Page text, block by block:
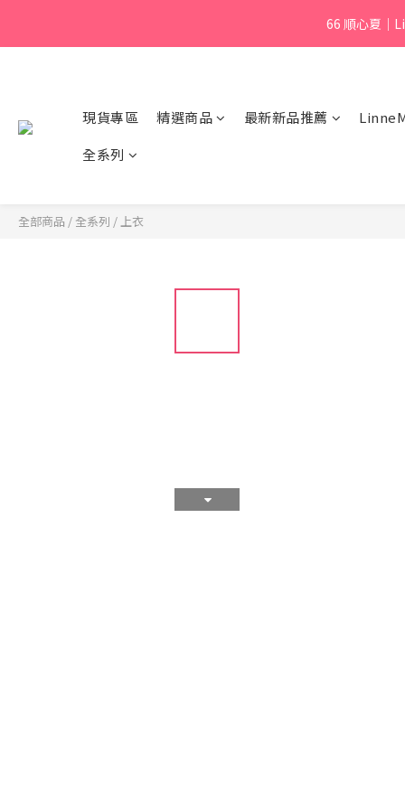
66 順心夏｜
現貨專區 精選商品 最新新品推薦
全系列
全部商品 / 全系列 /上衣